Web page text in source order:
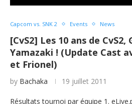
Capcom vs. SNK 2 Events News
[CvS2] Les 10 ans de
Yamazaki ! (Update Cast
et Frionel)
by Bachaka 19 juillet 2011
Résultats tournoi par équipe 1.